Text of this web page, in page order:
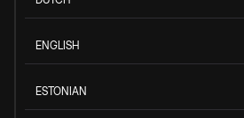
ENGLISH
ESTONIAN